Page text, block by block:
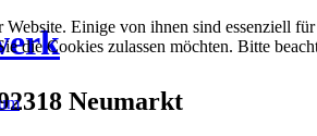
Neumarkt
Einige von ihnen sind essenziell
die Cookies zulassen möchten. Bitte